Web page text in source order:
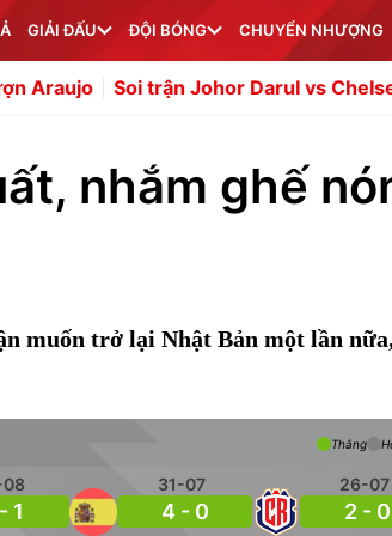
GIẢI ĐẤU ĐỘI BÓNG CHUYỂN NHƯỢNG
trận Johor Darul vs Chelsea: Chờ đợi
nhắm ghế
muốn trở lại Nhật Bản một lần
1
31-07
4 - 0
26-07
2 - 0
Thắng